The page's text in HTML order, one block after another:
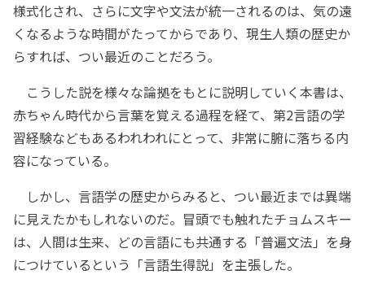
様式化され、さらに文字や文法が統一されるのは、気の遠
くなるような時間がたってからであり、現生人類の歴史か
らすれば、つい最近のことだろう。
こうした説を様々な論拠をもとに説明していく本書は、
赤ちゃん時代から言葉を覚える過程を経て、第2言語の学
習経験などもあるわれわれにとって、非常に腑に落ちる内
容になっている。
しかし、言語学の歴史からみると、つい最近までは異端
に見えたかもしれないのだ。冒頭でも触れたチョムスキー
は、人間は生来、どの言語にも共通する「普遍文法」を身
につけているという「言語生得説」を主張した。